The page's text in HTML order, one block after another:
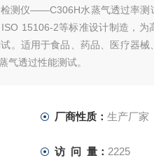
测仪——C306H水蒸气透过率测
15106-2等标准设计制造，为
。适用于食品、药品、医疗器械
气透过性能测试。
厂商性质： 生产厂家
访 问 量： 2225